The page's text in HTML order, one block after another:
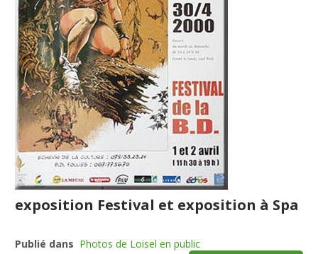
exposition Festival et exposition à Spa
Publié dans Photos de Loisel en public